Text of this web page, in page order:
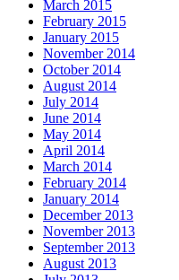
March 2015
February 2015
January 2015
November 2014
October 2014
August 2014
July 2014
June 2014
May 2014
April 2014
March 2014
February 2014
January 2014
December 2013
November 2013
September 2013
August 2013